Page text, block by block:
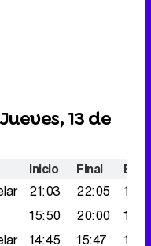
13 de
Inicio Final
21:03 22:05
15:50 20:00
14:45 15:47